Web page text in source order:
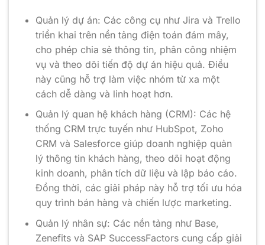
Quản lý dự án: Các công cụ như Jira và Trello
triển khai trên nền tảng điện toán đám mây,
cho phép chia sẻ thông tin, phân công nhiệm
vụ và theo dõi tiến độ dự án hiệu quả. Điều
này cũng hỗ trợ làm việc nhóm từ xa một
cách dễ dàng và linh hoạt hơn.
Quản lý quan hệ khách hàng (CRM): Các hệ
thống CRM trực tuyến như HubSpot, Zoho
CRM và Salesforce giúp doanh nghiệp quản
lý thông tin khách hàng, theo dõi hoạt động
kinh doanh, phân tích dữ liệu và lập báo cáo.
Đồng thời, các giải pháp này hỗ trợ tối ưu hóa
quy trình bán hàng và chiến lược marketing.
Quản lý nhân sự: Các nền tảng như Base,
Zenefits và SAP SuccessFactors cung cấp giải